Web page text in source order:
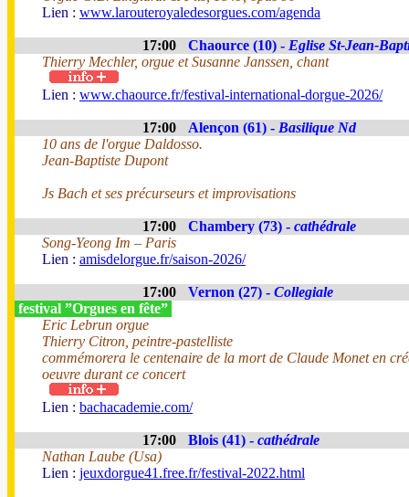
Lien : www.larouteroyaledesorgues.com/agenda
17:00 Chaource (10) - Eglise St-Jean-
Thierry Mechler, orgue et Susanne Janssen, chant
Lien : www.chaource.fr/festival-international-dorgue-2026/
17:00 Alençon (61) - Basilique Nd
10 ans de l'orgue Daldosso.
Jean-Baptiste Dupont
Js Bach et ses précurseurs et improvisations
17:00 Chambery (73) - cathédrale
Song-Yeong Im – Paris
Lien : amisdelorgue.fr/saison-2026/
17:00 Vernon (27) - Collegiale
festival ”Orgues en fête”
Eric Lebrun orgue
Thierry Citron, peintre-pastelliste
commémorera le centenaire de la mort de Claude Monet en
oeuvre durant ce concert
Lien : bachacademie.com/
17:00 Blois (41) - cathédrale
Nathan Laube (Usa)
Lien : jeuxdorgue41.free.fr/festival-2022.html